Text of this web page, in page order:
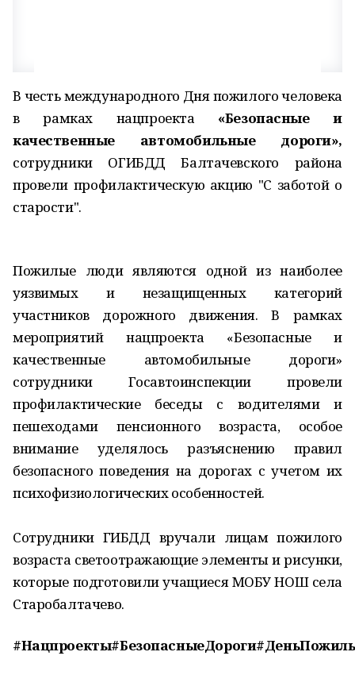
В честь международного Дня пожилого человека
в рамках нацпроекта «Безопасные и
качественные автомобильные дороги»,
сотрудники ОГИБДД Балтачевского района
провели профилактическую акцию "С заботой о
старости".
Пожилые люди являются одной из наиболее
уязвимых и незащищенных категорий
участников дорожного движения. В рамках
мероприятий нацпроекта «Безопасные и
качественные автомобильные дороги»
сотрудники Госавтоинспекции провели
профилактические беседы с водителями и
пешеходами пенсионного возраста, особое
внимание уделялось разъяснению правил
безопасного поведения на дорогах с учетом их
психофизиологических особенностей.
Сотрудники ГИБДД вручали лицам пожилого
возраста светоотражающие элементы и рисунки,
которые подготовили учащиеся МОБУ НОШ села
Старобалтачево.